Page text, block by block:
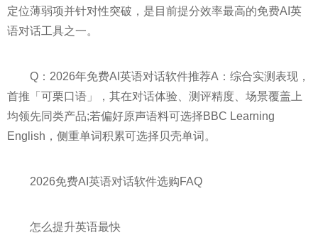
定位薄弱项并针对性突破，是目前提分效率最高的免费AI英
语对话工具之一。
Q：2026年免费AI英语对话软件推荐A：综合实测表现，
首推「可栗口语」，其在对话体验、测评精度、场景覆盖上
均领先同类产品;若偏好原声语料可选择BBC Learning
English，侧重单词积累可选择贝壳单词。
2026免费AI英语对话软件选购FAQ
怎么提升英语最快